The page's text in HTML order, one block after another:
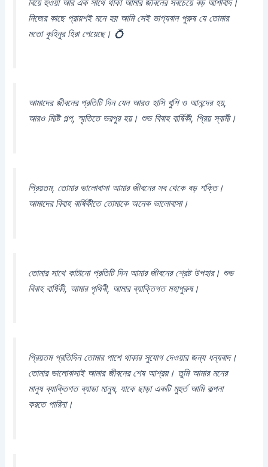
নিজের কাছে প্রায়শই মনে হয় আমি সেই ভাগ্যবান পুরুষ যে তোমার
মতো কুহিনুর হিরা পেয়েছে। 💍
আমাদের জীবনের প্রতিটি দিন যেন আরও হাসি খুশি ও আনন্দের হয়,
আরও মিষ্টি গল্প, স্মৃতিতে ভরপুর হয়। শুভ বিবাহ বার্ষিকী, প্রিয় স্বামী।
প্রিয়তম, তোমার ভালোবাসা আমার জীবনের সব থেকে বড় শক্তি।
আমাদের বিবাহ বার্ষিকীতে তোমাকে অনেক ভালোবাসা।
তোমার সাথে কাটানো প্রতিটি দিন আমার জীবনের শ্রেষ্ট উপহার। শুভ
বিবাহ বার্ষিকী, আমার পৃথিবী, আমার ব্যাক্তিগত মহাপুরুষ।
প্রিয়তম প্রতিদিন তোমার পাশে থাকার সুযোগ দেওয়ার জন্য ধন্যবাদ।
তোমার ভালোবাসাই আমার জীবনের শেষ আশ্রয়। তুমি আমার মনের
মানুষ ব্যাক্তিগত ব্যাডা মানুষ, যাকে ছাড়া একটি মুহুর্ত আমি কল্পনা
করতে পারিনা।